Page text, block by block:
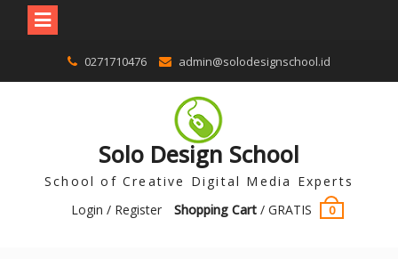
0271710476 admin@solodesignschool.id
Solo Design School
School of Creative Digital Media Experts
Login / Register
Shopping Cart/ GRATIS 0